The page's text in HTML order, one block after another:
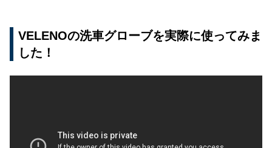
VELENOの洗車グローブを実際に使ってみま
した！